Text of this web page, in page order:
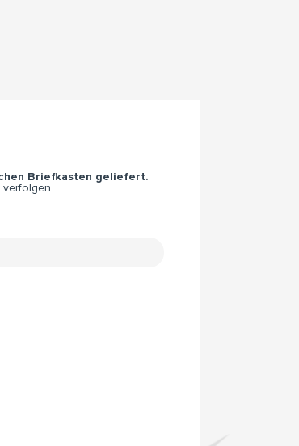
Briefkasten geliefert.
verfolgen.